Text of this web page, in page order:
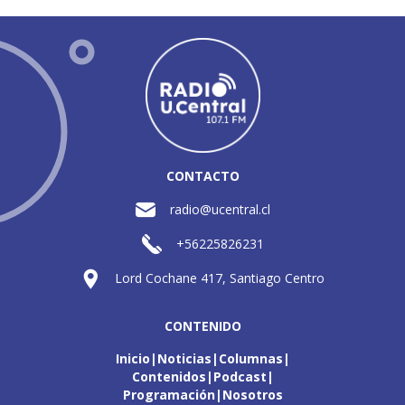
CONTACTO
radio@ucentral.cl
+56225826231
Lord Cochane 417, Santiago Centro
CONTENIDO
Inicio Noticias Columnas
Contenidos Podcast
Programación Nosotros